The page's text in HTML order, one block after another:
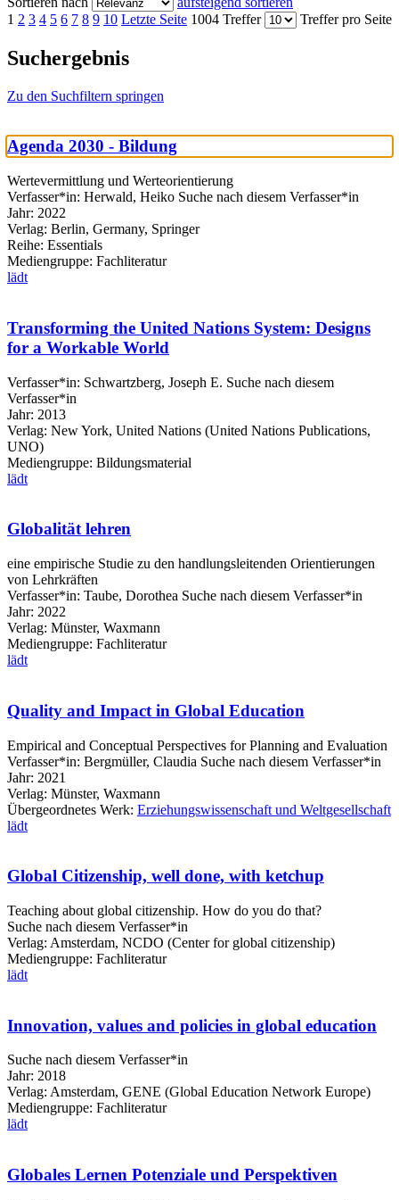
1 2 3 4 5 6 7 8 9 10 Letzte Seite 1004 Treffer Treffer pro Seite
Suchergebnis
Zu den Suchfiltern springen
Agenda 2030 - Bildung
Wertevermittlung und Werteorientierung
Verfasser*in: Herwald, Heiko Suche nach diesem Verfasser*in
Jahr: 2022
Verlag: Berlin, Germany, Springer
Reihe: Essentials
Mediengruppe: Fachliteratur
lädt
Transforming the United Nations System: Designs
for a Workable World
Verfasser*in: Schwartzberg, Joseph E. Suche nach diesem
Verfasser*in
Jahr: 2013
Verlag: New York, United Nations (United Nations Publications,
UNO)
Mediengruppe: Bildungsmaterial
lädt
Globalität lehren
eine empirische Studie zu den handlungsleitenden Orientierungen
von Lehrkräften
Verfasser*in: Taube, Dorothea Suche nach diesem Verfasser*in
Jahr: 2022
Verlag: Münster, Waxmann
Mediengruppe: Fachliteratur
lädt
Quality and Impact in Global Education
Empirical and Conceptual Perspectives for Planning and Evaluation
Verfasser*in: Bergmüller, Claudia Suche nach diesem Verfasser*in
Jahr: 2021
Verlag: Münster, Waxmann
Übergeordnetes Werk: Erziehungswissenschaft und Weltgesellschaft
lädt
Global Citizenship, well done, with ketchup
Teaching about global citizenship. How do you do that?
Suche nach diesem Verfasser*in
Verlag: Amsterdam, NCDO (Center for global citizenship)
Mediengruppe: Fachliteratur
lädt
Innovation, values and policies in global education
Suche nach diesem Verfasser*in
Jahr: 2018
Verlag: Amsterdam, GENE (Global Education Network Europe)
Mediengruppe: Fachliteratur
lädt
Globales Lernen Potenziale und Perspektiven